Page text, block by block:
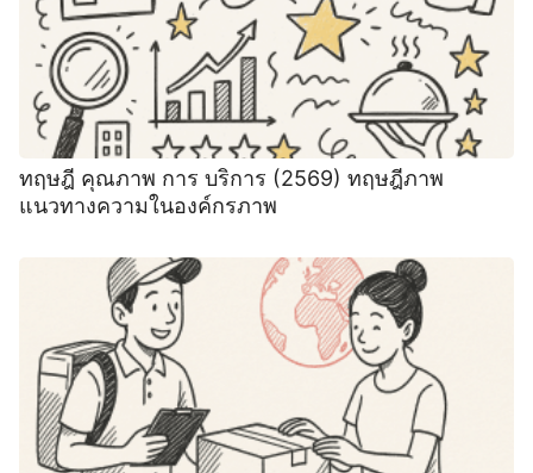
ทฤษฎี คุณภาพ การ บริการ (2569) ทฤษฎีภาพ
แนวทางความในองค์กรภาพ